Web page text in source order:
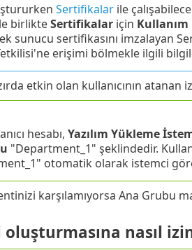
Sertifikalarile
birlikteSertifikalariçin Kullanım
sunucu sertifikasını imzalayan
erişimi bölmekle ilgili
etkin olan kullanıcının atanan
hesabı, Yazılım Yükleme
"Department_1" şeklindedir.
otomatik olarak istemci
karşılamıyorsa Ana Grubu
oluşturmasına nasıl